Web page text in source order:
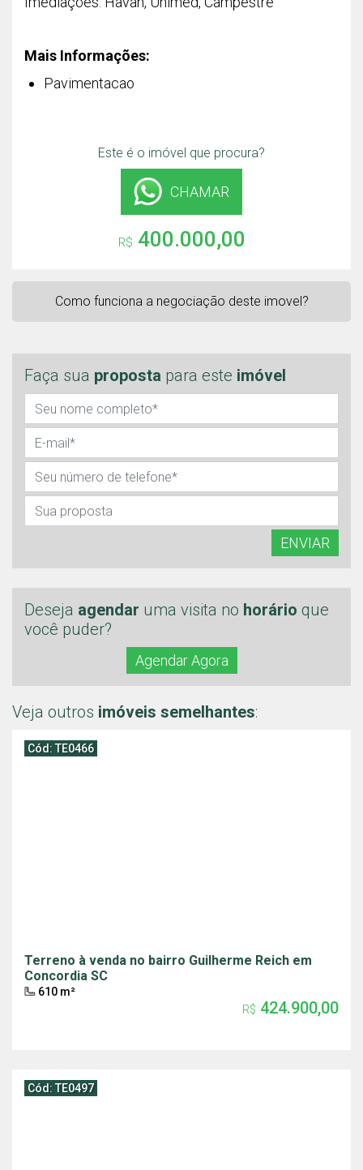
Faça sua proposta para este imóvel
ENVIAR
Deseja agendar uma visita no horário que
você puder?
Agendar Agora
Mais Informações:
Pavimentacao
Este é o imóvel que procura?
CHAMAR
R$ 400.000,00
Como funciona a negociação deste imovel?
Veja outros imóveis semelhantes:
Cód: TE0466
Terreno à venda no bairro Guilherme Reich em
Concordia SC
610 m²
R$ 424.900,00
Cód: TE0497